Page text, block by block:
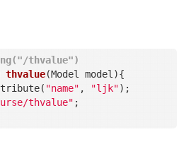
thvalue")
thvalue(Model model){
"name" , "ljk");
thvalue" ;